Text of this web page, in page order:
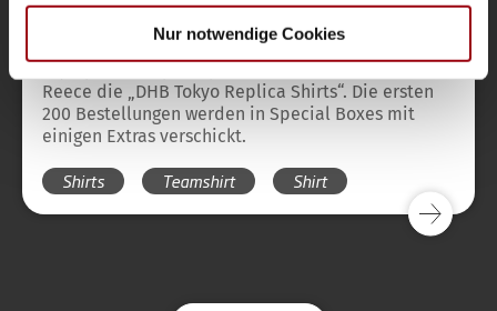
haben oder die sie im Rahmen Ihrer Nutzung der Dienste
Nur notwendige Cookies
Reece präsentiert Tokyo Replica Shirts
Hockey-Fans aufgepasst! Kurz vor Start der
Olympischen Spiele präsentiert DHB-Ausstatter
Reece die „DHB Tokyo Replica Shirts“. Die ersten
200 Bestellungen werden in Special Boxes mit
einigen Extras verschickt.
Shirts Teamshirt Shirt